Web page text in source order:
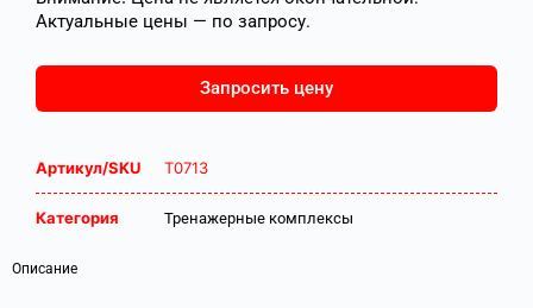
Актуальные цены — по запросу.
Запросить цену
Артикул/SKU Т0713
Категория Тренажерные комплексы
Описание